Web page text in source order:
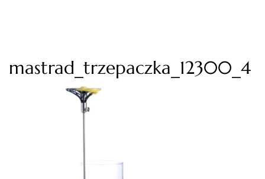
mastrad_trzepaczka_12300_4